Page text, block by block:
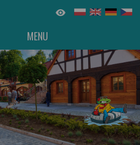
MENU